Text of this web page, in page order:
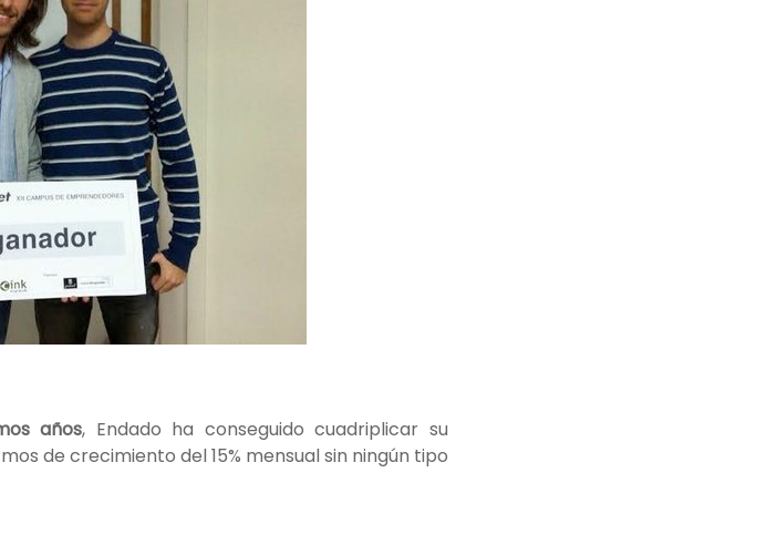
años, Endado ha conseguido cuadriplicar su
de crecimiento del 15% mensual sin ningún tipo